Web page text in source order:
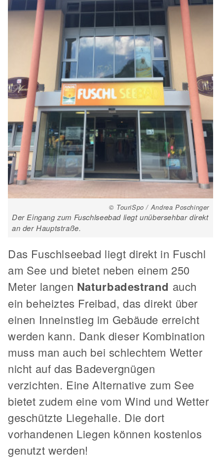
© TouriSpo / Andrea Poschinger
Der Eingang zum Fuschlseebad liegt unübersehbar direkt
an der Hauptstraße.
Das Fuschlseebad liegt direkt in Fuschl
am See und bietet neben einem 250
Meter langen Naturbadestrand auch
ein beheiztes Freibad, das direkt über
einen Inneinstieg im Gebäude erreicht
werden kann. Dank dieser Kombination
muss man auch bei schlechtem Wetter
nicht auf das Badevergnügen
verzichten. Eine Alternative zum See
bietet zudem eine vom Wind und Wetter
geschützte Liegehalle. Die dort
vorhandenen Liegen können kostenlos
genutzt werden!